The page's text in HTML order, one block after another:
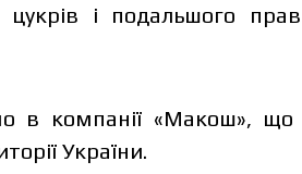
і подальшого
в компанії «Макош», що
України.